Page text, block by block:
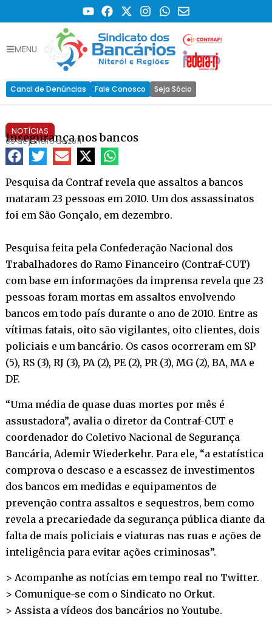
MENU
Canal de Denúncias Fale Conosco Seja Sócio
NOTÍCIAS
Insegurança nos bancos
05 de janeiro de 2011
Pesquisa da Contraf revela que assaltos a bancos
mataram 23 pessoas em 2010. Um dos assassinatos
foi em São Gonçalo, em dezembro.
Pesquisa feita pela Confederação Nacional dos
Trabalhadores do Ramo Financeiro (Contraf-CUT)
com base em informações da imprensa revela que 23
pessoas foram mortas em assaltos envolvendo
bancos em todo país durante o ano de 2010. Entre as
vítimas fatais, oito são vigilantes, oito clientes, dois
policiais e um bancário. Os casos ocorreram em SP
(5), RS (3), RJ (3), PA (2), PE (2), PR (3), MG (2), BA, MA e
DF.
“Uma média de quase duas mortes por mês é
assustadora”, avalia o diretor da Contraf-CUT e
coordenador do Coletivo Nacional de Segurança
Bancária, Ademir Wiederkehr. Para ele, “a estatística
comprova o descaso e a escassez de investimentos
dos bancos em medidas e equipamentos de
prevenção contra assaltos e sequestros, bem como
revela a precariedade da segurança pública diante da
falta de mais policiais e viaturas nas ruas e ações de
inteligência para evitar ações criminosas”.
> Acompanhe as notícias em tempo real no Twitter.
> Comunique-se com o Sindicato no Orkut.
> Assista a vídeos dos bancários noYoutube.